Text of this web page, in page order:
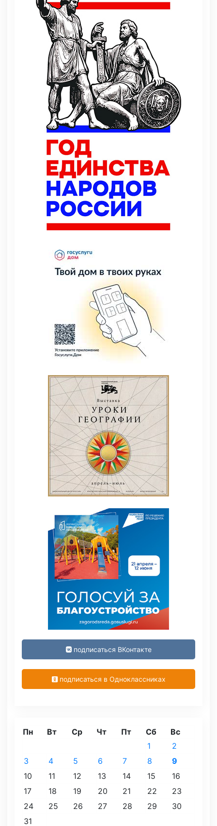
подписаться ВКонтакте
подписаться в Одноклассниках
Пн Вт Ср Чт Пт Сб
Вс
1
2
3
4 5 6 7 8
9
10
11 12 13 14 15
16
17
18 19 20 21 22
23
24
25 26 27 28 29
30
31